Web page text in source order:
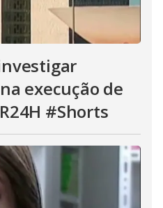
execução de
#Shorts